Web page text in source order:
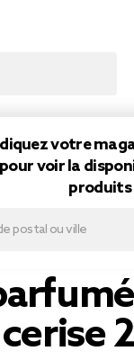
votre
pour voir la
produits